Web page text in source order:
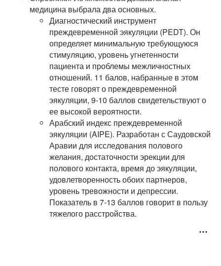
медицина выбрала два основных.
Диагностический инструмент
преждевременной эякуляции (PEDT). Он
определяет минимальную требующуюся
стимуляцию, уровень угнетенности
пациента и проблемы межличностных
отношений. 11 балов, набранные в этом
тесте говорят о преждевременной
эякуляции, 9-10 баллов свидетельствуют о
ее высокой вероятности.
Арабский индекс преждевременной
эякуляции (AIPE). Разработан с Саудовской
Аравии для исследования полового
желания, достаточности эрекции для
полового контакта, время до эякуляции,
удовлетворенность обоих партнеров,
уровень тревожности и депрессии.
Показатель в 7-13 баллов говорит в пользу
тяжелого расстройства.